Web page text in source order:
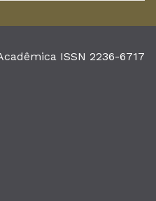
ISSN 2236-6717